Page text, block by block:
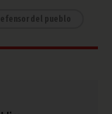
del pueblo